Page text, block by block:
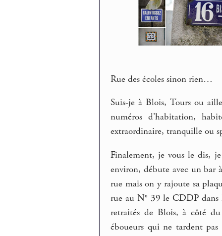
Rue des écoles sinon rien…
Suis-je à Blois, Tours ou
numéros d’habitation,
extraordinaire, tranquille ou
Finalement, je vous le dis,
environ, débute avec un bar
rue mais on y rajoute sa
rue au N° 39 le CDDP dans
retraités de Blois, à côté
éboueurs qui ne tardent pas